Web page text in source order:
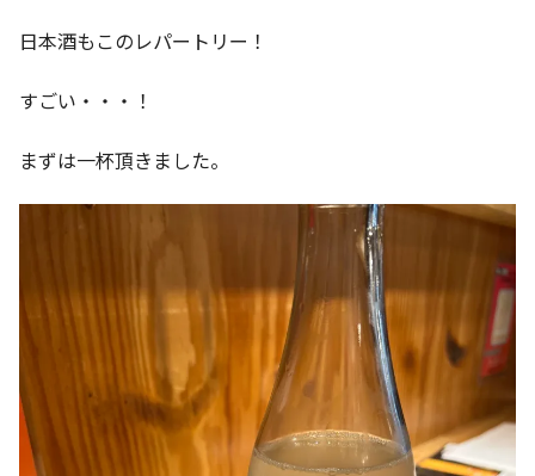
日本酒もこのレパートリー！
すごい・・・！
まずは一杯頂きました。